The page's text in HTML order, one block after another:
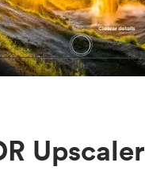
Upscaler